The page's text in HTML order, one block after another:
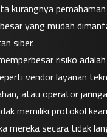
kurangnya
yang mudah
siber.
risiko
vendor layanan
atau operator
memiliki protokol
mereka secara tidak